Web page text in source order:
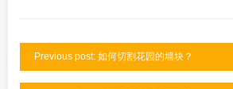
Previous post: 如何切割花园的墙块？